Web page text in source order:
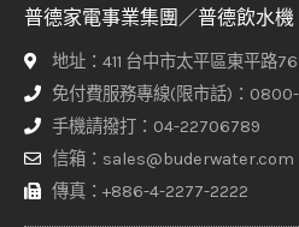
普德家電事業集團／普德飲水機
地址：411 台中市太平區東平路
免付費服務專線(限市話)：
手機請撥打：04-22706789
信箱：sales@buderwater.com
傳真：+886-4-2277-2222